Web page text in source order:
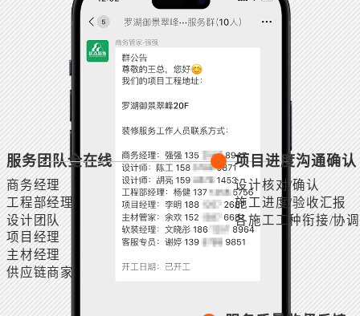
服务团队全在线
商务经理
工程部经理
设计团队
项目经理
主材经理
供应链商家
项目进度沟通确认
设计核对/确认
施工进度/验收汇报
各施工工种衔接/协调